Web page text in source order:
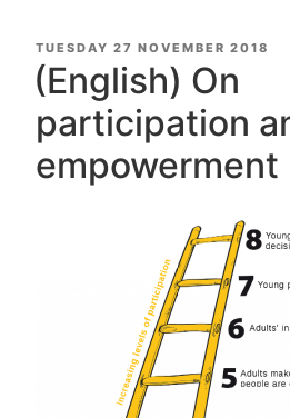
POSTED
ON
TUESDAY 27 NOVEMBER 2018
(English) On
participation
empowerment